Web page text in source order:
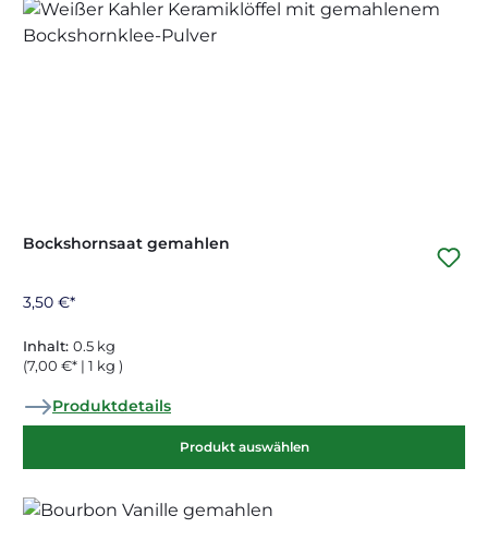
Bockshornsaat gemahlen
3,50 €*
Inhalt: 0.5 kg
(7,00 €* | 1 kg )
Produktdetails
Produkt auswählen